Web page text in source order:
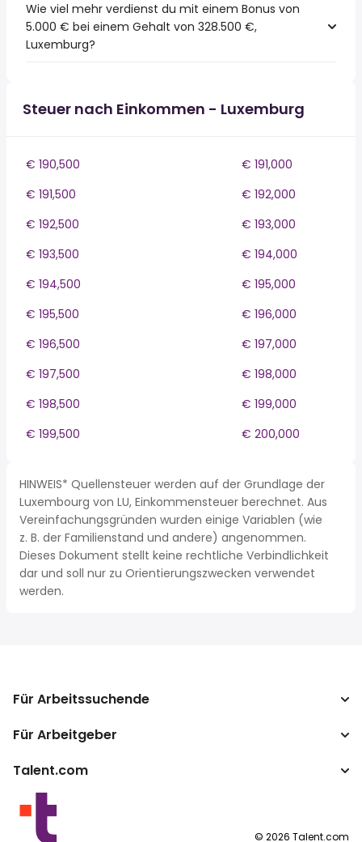
Wie viel mehr verdienst du mit einem Bonus von
5.000 € bei einem Gehalt von 328.500 €,
Luxemburg?
Steuer nach Einkommen - Luxemburg
€ 190,500
€ 191,000
€ 191,500
€ 192,000
€ 192,500
€ 193,000
€ 193,500
€ 194,000
€ 194,500
€ 195,000
€ 195,500
€ 196,000
€ 196,500
€ 197,000
€ 197,500
€ 198,000
€ 198,500
€ 199,000
€ 199,500
€ 200,000
HINWEIS* Quellensteuer werden auf der Grundlage der
Luxembourg von LU, Einkommensteuer berechnet. Aus
Vereinfachungsgründen wurden einige Variablen (wie
z. B. der Familienstand und andere) angenommen.
Dieses Dokument stellt keine rechtliche Verbindlichkeit
dar und soll nur zu Orientierungszwecken verwendet
werden.
Für Arbeitssuchende
Jobs suchen
Gehaltsumrechner
Für Arbeitgeber
Unternehmen
Publisher Programm
Talent.com
Mehr Länder
Nutzungsbedingungen
© 2026 Talent.com